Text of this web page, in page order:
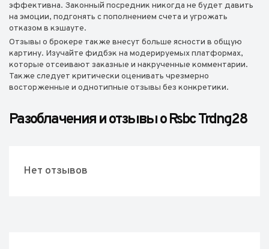
эффективна. Законный посредник никогда не будет давить
на эмоции, подгонять с пополнением счета и угрожать
отказом в кэшауте.
Отзывы о брокере также внесут больше ясности в общую
картину. Изучайте фидбэк на модерируемых платформах,
которые отсеивают заказные и накрученные комментарии.
Также следует критически оценивать чрезмерно
восторженные и однотипные отзывы без конкретики.
Разоблачения и отзывы о Rsbc Trdng28
Нет отзывов